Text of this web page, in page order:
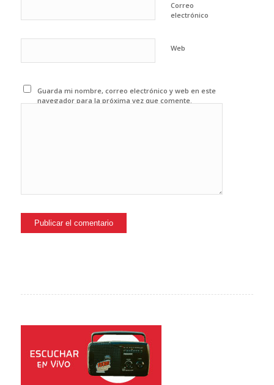
Correo
electrónico
Web
Guarda mi nombre, correo electrónico y web en este
navegador para la próxima vez que comente.